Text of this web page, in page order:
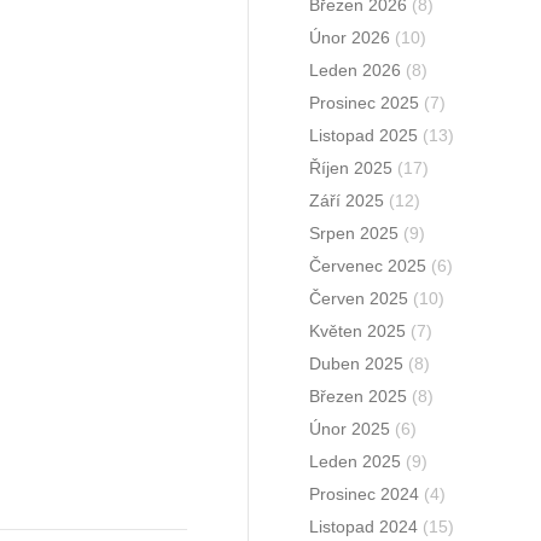
Březen 2026 (8)
Únor 2026 (10)
Leden 2026 (8)
Prosinec 2025 (7)
Listopad 2025 (13)
Říjen 2025 (17)
Září 2025 (12)
Srpen 2025 (9)
Červenec 2025 (6)
Červen 2025 (10)
Květen 2025 (7)
Duben 2025 (8)
Březen 2025 (8)
Únor 2025 (6)
Leden 2025 (9)
Prosinec 2024 (4)
Listopad 2024 (15)